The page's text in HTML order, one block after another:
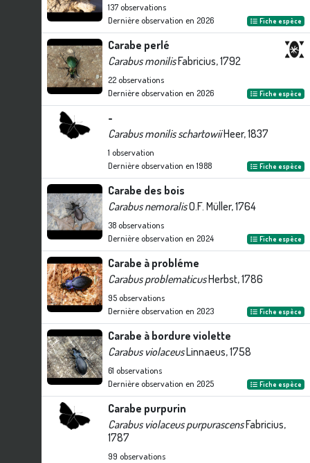
137observations
Dernière observation en 2026 Fiche espèce
Carabe perlé
Carabus monilisFabricius, 1792
22observations
Dernière observation en 2026 Fiche espèce
-
Carabus monilis schartowiiHeer, 1837
1 observation
Dernière observation en 1988 Fiche espèce
Carabe des bois
Carabus nemoralisO.F. Müller, 1764
38observations
Dernière observation en 2024 Fiche espèce
Carabe à probléme
Carabus problematicusHerbst, 1786
95observations
Dernière observation en 2023 Fiche espèce
Carabe à bordure violette
Carabus violaceusLinnaeus, 1758
61 observations
Dernière observation en 2025 Fiche espèce
Carabe purpurin
Carabus violaceus purpurascensFabricius,
1787
99 observations